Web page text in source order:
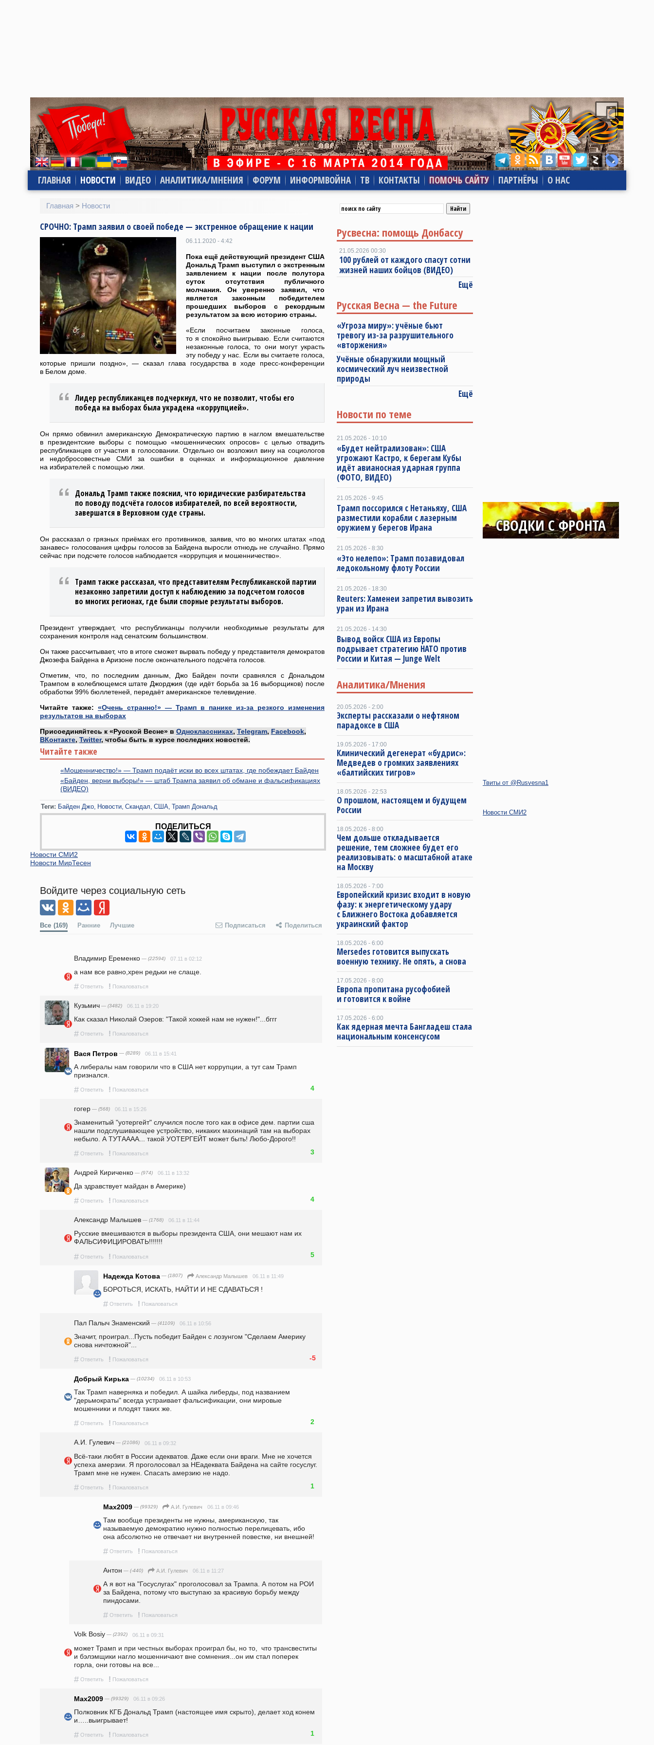
ГЛАВНАЯ НОВОСТИ ВИДЕО АНАЛИТИКА/МНЕНИЯ ФОРУМ ИНФОРМВОЙНА ТВ КОНТАКТЫ ПОМОЧЬ САЙТУ ПАРТНЁРЫ О НАС
Главная > Новости
СРОЧНО: Трамп заявил о своей победе — экстренное обращение к нации
06.11.2020 - 4:42
Пока ещё действующий президент США
Дональд Трамп выступил с экстренным
заявлением к нации после полутора
суток отсутствия публичного
молчания. Он уверенно заявил, что
является законным победителем
прошедших выборов с рекордным
результатом за всю историю страны.
«Если посчитаем законные голоса,
то я спокойно выигрываю. Если считаются
незаконные голоса, то они могут украсть
эту победу у нас. Если вы считаете голоса,
которые пришли поздно», — сказал глава государства в ходе пресс-конференции
в Белом доме.
Лидер республиканцев подчеркнул, что не позволит, чтобы его
победа на выборах была украдена «коррупцией».
Он прямо обвинил американскую Демократическую партию в наглом вмешательстве
в президентские выборы с помощью «мошеннических опросов» с целью отвадить
республиканцев от участия в голосовании. Отдельно он возложил вину на социологов
и недобросовестные СМИ за ошибки в оценках и информационное давление
на избирателей с помощью лжи.
Дональд Трамп также пояснил, что юридические разбирательства
по поводу подсчёта голосов избирателей, по всей вероятности,
завершатся в Верховном суде страны.
Он рассказал о грязных приёмах его противников, заявив, что во многих штатах «под
занавес» голосования цифры голосов за Байдена выросли отнюдь не случайно. Прямо
сейчас при подсчете голосов наблюдается «коррупция и мошенничество».
Трамп также рассказал, что представителям Республиканской партии
незаконно запретили доступ к наблюдению за подсчетом голосов
во многих регионах, где были спорные результаты выборов.
Президент утверждает, что республиканцы получили необходимые результаты для
сохранения контроля над сенатским большинством.
Он также рассчитывает, что в итоге сможет вырвать победу у представителя демократов
Джозефа Байдена в Аризоне после окончательного подсчёта голосов.
Отметим, что, по последним данным, Джо Байден почти сравнялся с Дональдом
Трампом в колеблющемся штате Джорджия (где идёт борьба за 16 выборщиков) после
обработки 99% бюллетеней, передаёт американское телевидение.
Читайте также: «Очень странно!» — Трамп в панике из-за резкого изменения
результатов на выборах
Присоединяйтесь к «Русской Весне» в Одноклассниках, Telegram, Facebook,
ВКонтакте, Twitter, чтобы быть в курсе последних новостей.
Читайте также
«Мошенничество!» — Трамп подаёт иски во всех штатах, где побеждает Байден
«Байден, верни выборы!» — штаб Трампа заявил об обмане и фальсификациях
(ВИДЕО)
Теги: Байден Джо Новости Скандал США Трамп Дональд
ПОДЕЛИТЬСЯ
Новости СМИ2
Новости МирТесен
Войдите через социальную сеть
Все (169) Ранние Лучшие Подписаться Поделиться
Владимир Еременко — (22594) 07.11 в 02:12
а нам все равно,хрен редьки не слаще.
# Ответить ! Пожаловаться
Кузьмич — (3482) 06.11 в 19:20
Как сказал Николай Озеров: "Такой хоккей нам не нужен!"...бггг
# Ответить ! Пожаловаться
Вася Петров — (8289) 06.11 в 15:41
А либералы нам говорили что в США нет коррупции, а тут сам Трамп
признался.
# Ответить ! Пожаловаться 4
гогер — (568) 06.11 в 15:26
Знаменитый "уотергейт" случился после того как в офисе дем. партии сша
нашли подслушивающее устройство, никаких махинаций там на выборах
небыло. А ТУТАААА... такой УОТЕРГЕЙТ может быть! Любо-Дорого!!
# Ответить ! Пожаловаться 3
Андрей Кириченко — (974) 06.11 в 13:32
Да здравствует майдан в Америке)
# Ответить ! Пожаловаться 4
Александр Малышев — (1768) 06.11 в 11:44
Русские вмешиваются в выборы президента США, они мешают нам их
ФАЛЬСИФИЦИРОВАТЬ!!!!!!!
# Ответить ! Пожаловаться 5
Надежда Котова — (1807) Александр Малышев 06.11 в 11:49
БОРОТЬСЯ, ИСКАТЬ, НАЙТИ И НЕ СДАВАТЬСЯ !
# Ответить ! Пожаловаться
Пал Палыч Знаменский — (41109) 06.11 в 10:56
Значит, проиграл...Пусть победит Байден с лозунгом "Сделаем Америку
снова ничтожной"...
# Ответить ! Пожаловаться -5
Добрый Кирька — (10234) 06.11 в 10:53
Так Трамп наверняка и победил. А шайка либерды, под названием
"дерьмократы" всегда устраивает фальсификации, они мировые
мошенники и плодят таких же.
# Ответить ! Пожаловаться 2
А.И. Гулевич — (21086) 06.11 в 09:32
Всё-таки любят в России адекватов. Даже если они враги. Мне не хочется
успеха амерзии. Я проголосовал за НЕадеквата Байдена на сайте госуслуг.
Трамп мне не нужен. Спасать амерзию не надо.
# Ответить ! Пожаловаться 1
Max2009 — (99329) А.И. Гулевич 06.11 в 09:46
Там вообще президенты не нужны, американскую, так
называемую демократию нужно полностью перелицевать, ибо
она абсолютно не отвечает ни внутренней повестке, ни внешней!
# Ответить ! Пожаловаться
Антон — (-440) А.И. Гулевич 06.11 в 11:27
А я вот на "Госуслугах" проголосовал за Трампа. А потом на РОИ
за Байдена, потому что выступаю за красивую борьбу между
пиндосами.
# Ответить ! Пожаловаться
Volk Bosiy — (2392) 06.11 в 09:31
может Трамп и при честных выборах проиграл бы, но то,  что трансвеститы
и бэлэмщики нагло мошенничают вне сомнения...он им стал поперек
горла, они готовы на все...
# Ответить ! Пожаловаться
Max2009 — (99329) 06.11 в 09:26
Полковник КГБ Дональд Трамп (настоящее имя скрыто), делает ход конем
и…..выигрывает!
# Ответить ! Пожаловаться 1
Русвесна: помощь Донбассу
21.05.2026 00:30
100 рублей от каждого спасут сотни
жизней наших бойцов (ВИДЕО)
Ещё
Русская Весна — the Future
«Угроза миру»: учёные бьют
тревогу из-за разрушительного
«вторжения»
Учёные обнаружили мощный
космический луч неизвестной
природы
Ещё
Новости по теме
21.05.2026 - 10:10
«Будет нейтрализован»: США
угрожают Кастро, к берегам Кубы
идёт авианосная ударная группа
(ФОТО, ВИДЕО)
21.05.2026 - 9:45
Трамп поссорился с Нетаньяху, США
разместили корабли с лазерным
оружием у берегов Ирана
21.05.2026 - 8:30
«Это нелепо»: Трамп позавидовал
ледокольному флоту России
21.05.2026 - 18:30
Reuters: Хаменеи запретил вывозить
уран из Ирана
21.05.2026 - 14:30
Вывод войск США из Европы
подрывает стратегию НАТО против
России и Китая — Junge Welt
Аналитика/Мнения
20.05.2026 - 2:00
Эксперты рассказали о нефтяном
парадоксе в США
19.05.2026 - 17:00
Клинический дегенерат «будрис»:
Медведев о громких заявлениях
«балтийских тигров»
18.05.2026 - 22:53
О прошлом, настоящем и будущем
России
18.05.2026 - 8:00
Чем дольше откладывается
решение, тем сложнее будет его
реализовывать: о масштабной атаке
на Москву
18.05.2026 - 7:00
Европейский кризис входит в новую
фазу: к энергетическому удару
с Ближнего Востока добавляется
украинский фактор
18.05.2026 - 6:00
Mersedes готовится выпускать
военную технику. Не опять, а снова
17.05.2026 - 8:00
Европа пропитана русофобией
и готовится к войне
17.05.2026 - 6:00
Как ядерная мечта Бангладеш стала
национальным консенсусом
Твиты от @Rusvesna1
Новости СМИ2